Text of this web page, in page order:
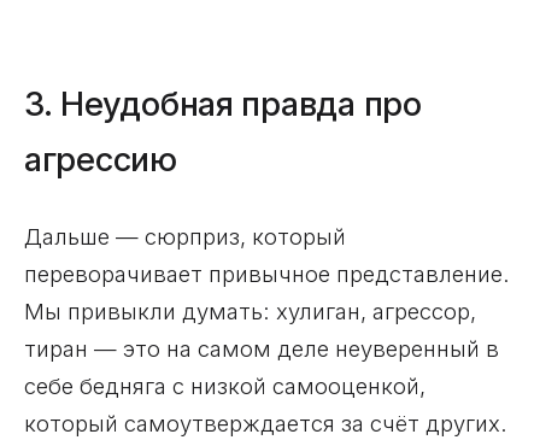
3. Неудобная правда про
агрессию
Дальше — сюрприз, который
переворачивает привычное представление.
Мы привыкли думать: хулиган, агрессор,
тиран — это на самом деле неуверенный в
себе бедняга с низкой самооценкой,
который самоутверждается за счёт других.